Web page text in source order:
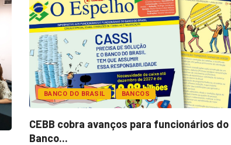
BANCO DO BRASIL BANCOS
CEBB cobra avanços para funcionários do
Banco...